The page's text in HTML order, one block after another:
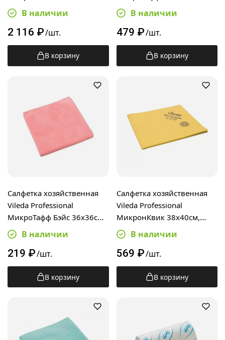
зеленая, одноразовая,
100шт, в пачке, 160103
В наличии
2 116 ₽/шт.
В корзину
голубая, 174192
В наличии
479 ₽/шт.
В корзину
Салфетка хозяйственная
Vileda Professional
МикроТафф Бэйс 36х36см,
красная, 174178
В наличии
219 ₽/шт.
В корзину
Салфетка хозяйственная
Vileda Professional
МикронКвик 38х40см,
желтая, 170638
В наличии
569 ₽/шт.
В корзину